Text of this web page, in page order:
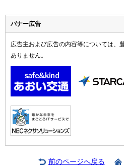
バナー広告
広告主および広告の内容等については、
ありません。
前のページへ戻る